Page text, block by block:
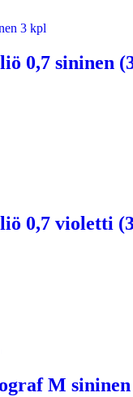
0,7 sininen
0,7 violetti
M sininen